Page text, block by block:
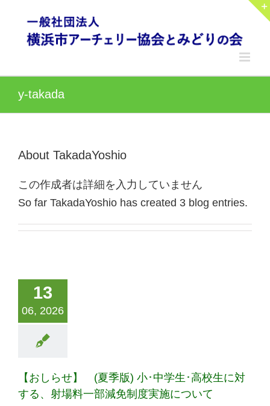
content
y-takada
About TakadaYoshio
この作成者は詳細を入力していません
So far TakadaYoshio has created 3 blog entries.
13
06, 2026
【おしらせ】 (夏季版) 小･中学生･高校生に対
する、射場料一部減免制度実施について